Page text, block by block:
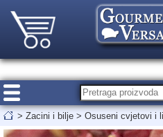
> Zacini i bilje > Osuseni cvjetovi i